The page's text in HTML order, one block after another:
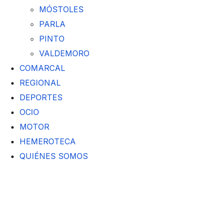
MÓSTOLES
PARLA
PINTO
VALDEMORO
COMARCAL
REGIONAL
DEPORTES
OCIO
MOTOR
HEMEROTECA
QUIÉNES SOMOS